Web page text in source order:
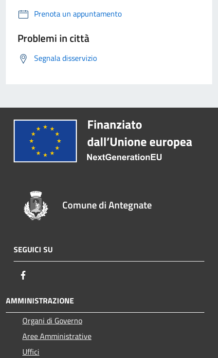
Prenota un appuntamento
Problemi in città
Segnala disservizio
Comune di Antegnate
SEGUICI SU
AMMINISTRAZIONE
Organi di Governo
Aree Amministrative
Uffici